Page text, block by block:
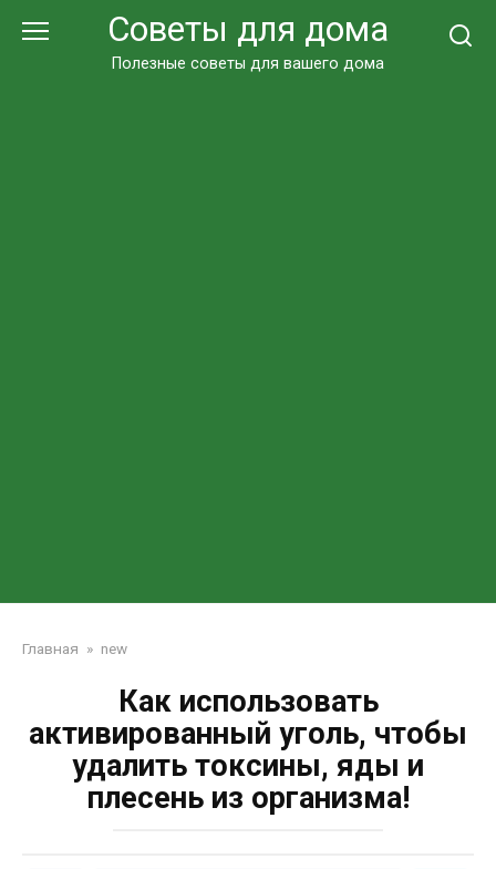
Советы для дома
Полезные советы для вашего дома
Главная » new
Как использовать
активированный уголь, чтобы
удалить токсины, яды и
плесень из организма!